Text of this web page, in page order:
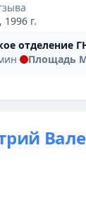
г.
отделение
· Площадь